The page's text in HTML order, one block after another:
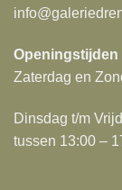
Openingstijden
Zaterdag en
Dinsdag t/m
tussen 13:00 –